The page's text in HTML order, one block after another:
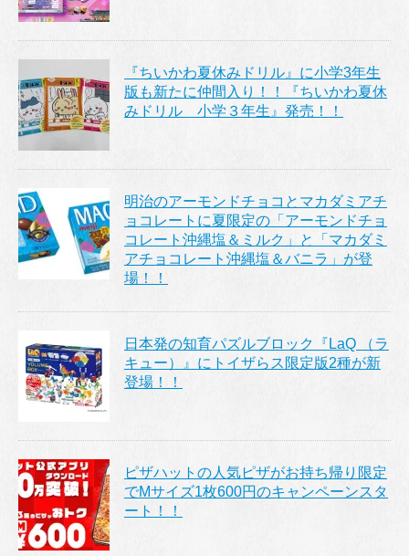
『ちいかわ夏休みドリル』に小学3年生
版も新たに仲間入り！！『ちいかわ夏休
みドリル 小学３年生』発売！！
明治のアーモンドチョコとマカダミアチ
ョコレートに夏限定の「アーモンドチョ
コレート沖縄塩＆ミルク」と「マカダミ
アチョコレート沖縄塩＆バニラ」が登
場！！
日本発の知育パズルブロック『LaQ （ラ
キュー）』にトイザらス限定版2種が新
登場！！
ピザハットの人気ピザがお持ち帰り限定
でMサイズ1枚600円のキャンペーンスタ
ート！！